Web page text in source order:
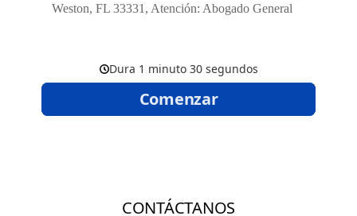
Weston, FL 33331, Atención: Abogado General